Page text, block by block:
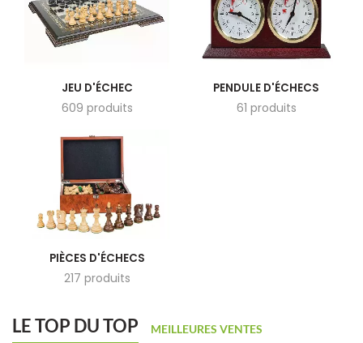
JEU D'ÉCHEC
609 produits
PENDULE D'ÉCHECS
61 produits
PIÈCES D'ÉCHECS
217 produits
LE TOP DU TOP MEILLEURES VENTES